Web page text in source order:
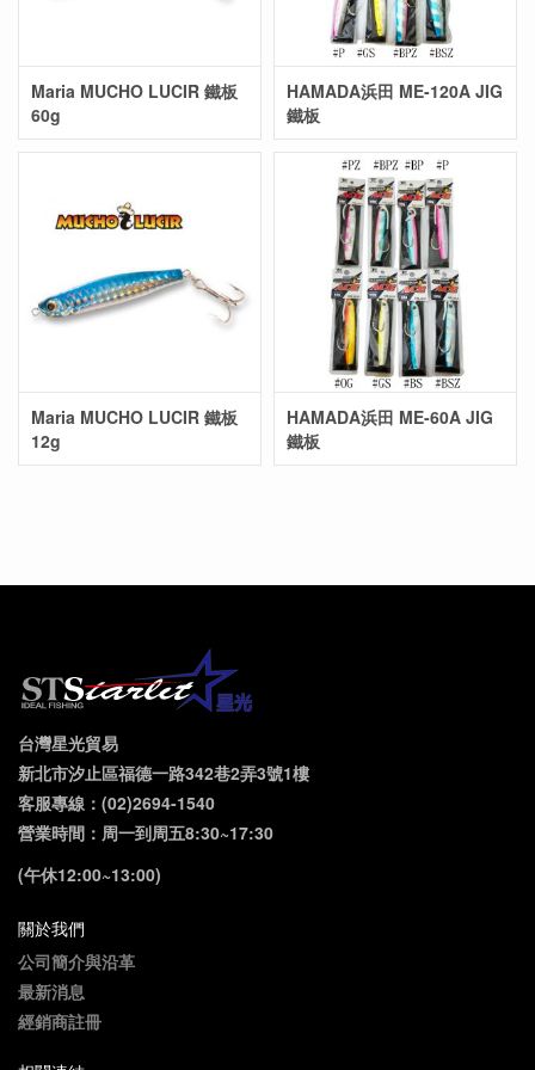
Maria MUCHO LUCIR 鐵板
60g
HAMADA浜田 ME-120A JIG
鐵板
Maria MUCHO LUCIR 鐵板
12g
HAMADA浜田 ME-60A JIG
鐵板
台灣星光貿易
新北市汐止區福德一路342巷2弄3號1樓
客服專線：(02)2694-1540
營業時間：周一到周五8:30~17:30
(午休12:00~13:00)
關於我們
公司簡介與沿革
最新消息
經銷商註冊